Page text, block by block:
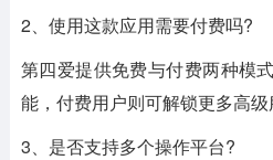
2、使用这款应用需要付费吗?
第四爱提供免费与付费两种模
能，付费用户则可解锁更多高级
3、是否支持多个操作平台?